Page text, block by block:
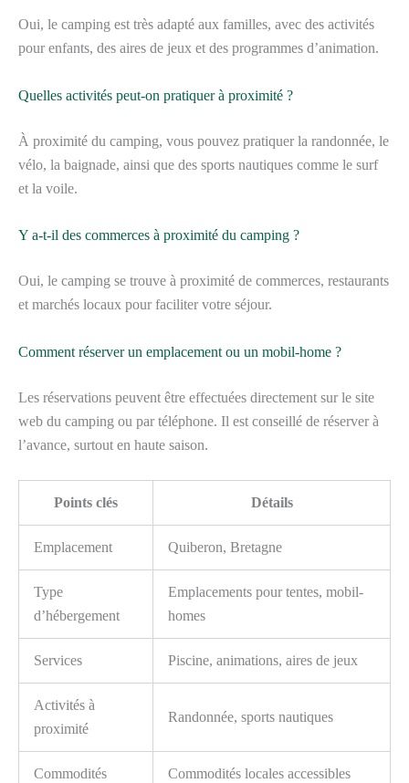
Oui, le camping est très adapté aux familles, avec des activités
pour enfants, des aires de jeux et des programmes d’animation.
Quelles activités peut-on pratiquer à proximité ?
À proximité du camping, vous pouvez pratiquer la randonnée, le
vélo, la baignade, ainsi que des sports nautiques comme le surf
et la voile.
Y a-t-il des commerces à proximité du camping ?
Oui, le camping se trouve à proximité de commerces, restaurants
et marchés locaux pour faciliter votre séjour.
Comment réserver un emplacement ou un mobil-home ?
Les réservations peuvent être effectuées directement sur le site
web du camping ou par téléphone. Il est conseillé de réserver à
l’avance, surtout en haute saison.
Points clés Détails
Emplacement Quiberon, Bretagne
Type
d’hébergement
Emplacements pour tentes, mobil-
homes
Services Piscine, animations, aires de jeux
Activités à
proximité
Randonnée, sports nautiques
Commodités Commodités locales accessibles